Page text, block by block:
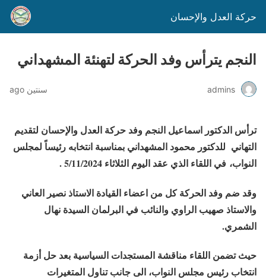
حركة العدل والإحسان
النجم يترأس وفد الحركة لتهنئة المشهداني
admins سنتين ago
ترأس الدكتور اسماعيل النجم وفد حركة العدل والإحسان لتقديم
التهاني للدكتور محمود المشهداني بمناسبة انتخابه رئيساً لمجلس
النواب، في اللقاء الذي عقد اليوم الثلاثاء 5/11/2024 .
وقد ضم وفد الحركة كل من اعضاء القيادة الاستاذ نصير العاني
والاستاذ صهيب الراوي والنائب في البرلمان السيدة نهال
الشمري.
حيث تضمن اللقاء مناقشة المستجدات السياسية بعد حل أزمة
انتخاب رئيس مجلس النواب، الى جانب تناول المتغيرات